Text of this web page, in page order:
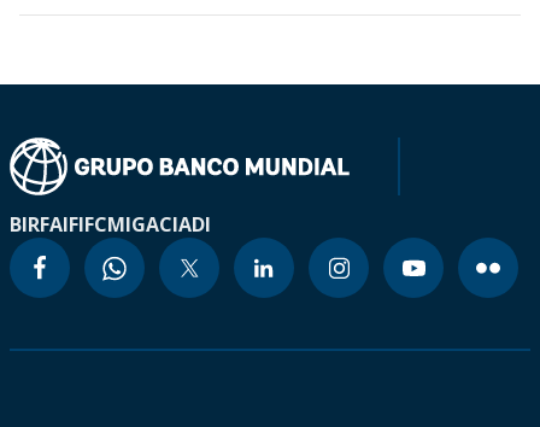
BIRFAIFIFCMIGACIADI